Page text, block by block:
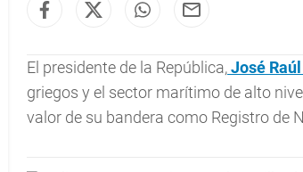
El presidente de la República,José Raúl
griegos y el sector marítimo de alto
valor de su bandera como Registro de